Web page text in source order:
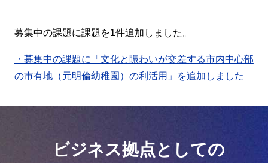
募集中の課題に課題を1件追加しました。
・募集中の課題に「文化と賑わいが交差する市内中心部
の市有地（元明倫幼稚園）の利活用」を追加しました
ビジネス拠点としての